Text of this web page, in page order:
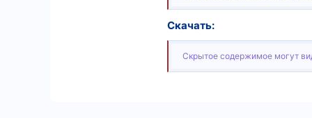
Скачать:
Скрытое содержимое могут